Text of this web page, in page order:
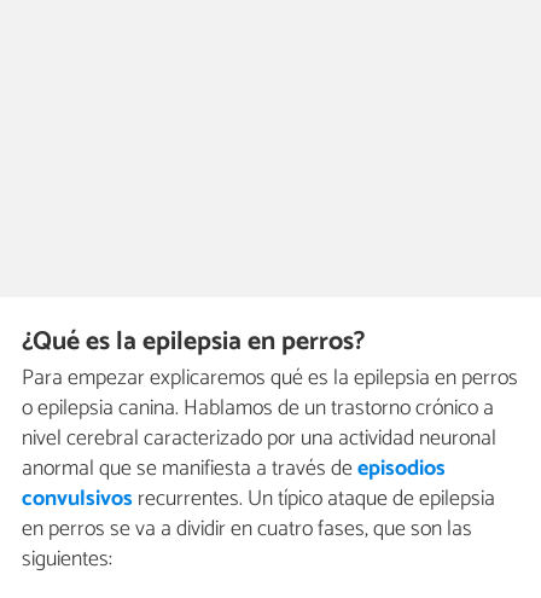
¿Qué es la epilepsia en perros?
Para empezar explicaremos qué es la epilepsia en perros
o epilepsia canina. Hablamos de un trastorno crónico a
nivel cerebral caracterizado por una actividad neuronal
anormal que se manifiesta a través deepisodios
convulsivos recurrentes. Un típico ataque de epilepsia
en perros se va a dividir en cuatro fases, que son las
siguientes: